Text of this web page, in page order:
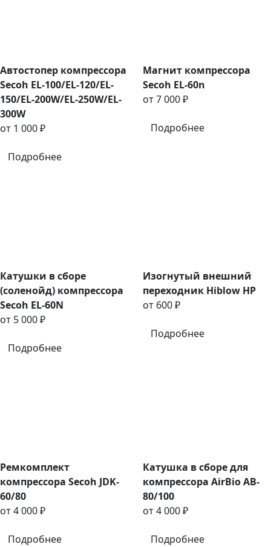
Автостопер компрессора
Secoh EL-100/EL-120/EL-
150/EL-200W/EL-250W/EL-
300W
от 1 000 ₽
Подробнее
Магнит компрессора
Secoh EL-60n
от 7 000 ₽
Подробнее
Катушки в сборе
(соленойд) компрессора
Secoh EL-60N
от 5 000 ₽
Подробнее
Изогнутый внешний
переходник Hiblow HP
от 600 ₽
Подробнее
Ремкомплект
компрессора Secoh JDK-
60/80
от 4 000 ₽
Подробнее
Катушка в сборе для
компрессора AirBio AB-
80/100
от 4 000 ₽
Подробнее